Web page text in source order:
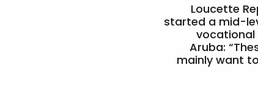
Loucette
started a mid-
vocational
Aruba:
mainly want